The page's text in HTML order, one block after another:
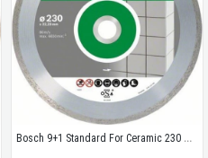
Bosch 9+1 Standard For Ceramic 230 Mm 2608603234